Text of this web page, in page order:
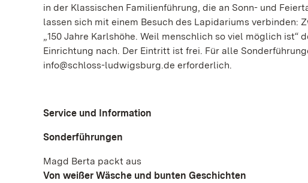
in der Klassischen Familienführung, die an Sonn- und
lassen sich mit einem Besuch des Lapidariums
„150 Jahre Karlshöhe. Weil menschlich so viel möglich
Einrichtung nach. Der Eintritt ist frei. Für alle
info@schloss-ludwigsburg.de erforderlich.
Service und Information
Sonderführungen
Magd Berta packt aus
Von weißer Wäsche und bunten Geschichten